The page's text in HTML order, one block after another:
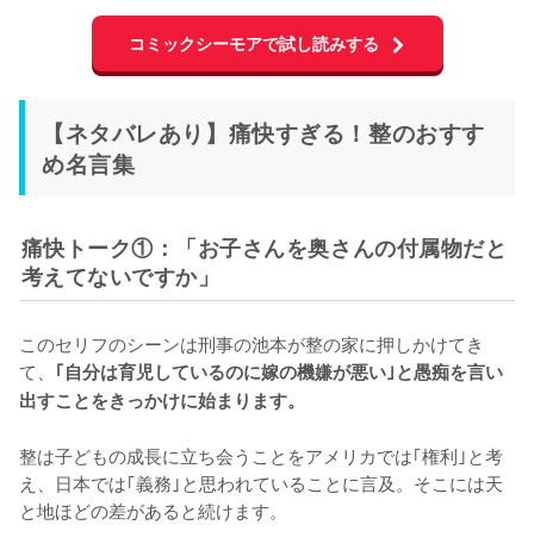
コミックシーモアで試し読みする
【ネタバレあり】痛快すぎる！整のおすす
め名言集
痛快トーク①：「お子さんを奥さんの付属物だと
考えてないですか」
このセリフのシーンは刑事の池本が整の家に押しかけてき
て、 ｢自分は育児しているのに嫁の機嫌が悪い｣と愚痴を言い
出すことをきっかけに始まります。
整は子どもの成長に立ち会うことをアメリカでは｢権利｣と考
え、日本では｢義務｣と思われていることに言及。そこには天
と地ほどの差があると続けます。